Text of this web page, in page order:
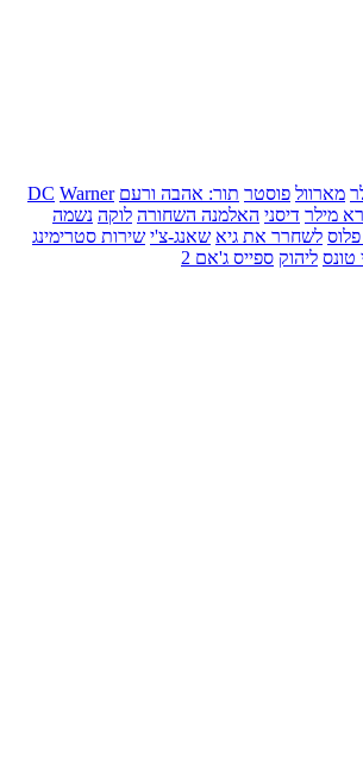
מארוול פוסטר תור: אהבה ורעם DC Warner
מילר דיסני האלמנה השחורה לוקה נשמה
פלוס לשחרר את גיא שאנג-צ'י שירות סטרימינג
טונס ליהוק ספייס ג'אם 2